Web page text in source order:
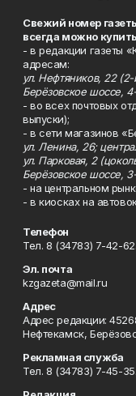
Свежий номер
всегда можно
- в редакции газеты
адресам:
ул. Нефтяников, 22
Берёзовское шоссе,
- во всех почтовых
выпуски);
- в сети магазинов
ул. Ленина, 26;
ул. Парковая, 2
Берёзовское шоссе,
- на центральном
- в киосках на
Телефон
Тел. 8 (34783) 7-42-62.
Эл. почта
kzgazeta@mail.ru
Адрес
Адрес редакции:
Нефтекамск,
Рекламная служба
Тел. 8 (34783) 7-45-35.